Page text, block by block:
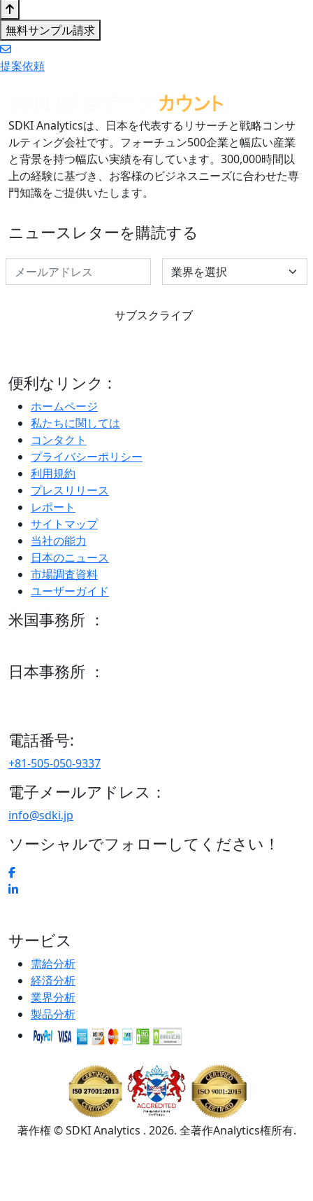
無料サンプル請求
提案依頼
SDKI Analyticsは、日本を代表するリサーチと戦略コンサ
ルティング会社です。フォーチュン500企業と幅広い産業
と背景を持つ幅広い実績を有しています。300,000時間以
上の経験に基づき、お客様のビジネスニーズに合わせた専
門知識をご提供いたします。
ニュースレターを購読する
Select Industry
サブスクライブ
便利なリンク :
ホームページ
私たちに関しては
コンタクト
プライバシーポリシー
利用規約
プレスリリース
レポート
サイトマップ
当社の能力
日本のニュース
市場調査資料
ユーザーガイド
米国事務所 ：
日本事務所 ：
電話番号:
+81-505-050-9337
電子メールアドレス：
info@sdki.jp
ソーシャルでフォローしてください！
サービス
需給分析
経済分析
業界分析
製品分析
著作権 © SDKI Analytics . 2026. 全著作Analytics権所有.